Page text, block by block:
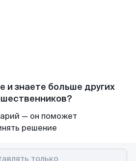
и знаете больше других
— он поможет
решение